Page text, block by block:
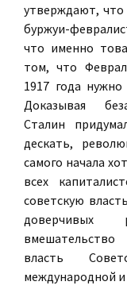
утверждают, что
буржуи-
что именно
том, что
1917 года
Доказывая
Сталин
дескать,
самого начала
всех
советскую
доверчивых
власть
международной